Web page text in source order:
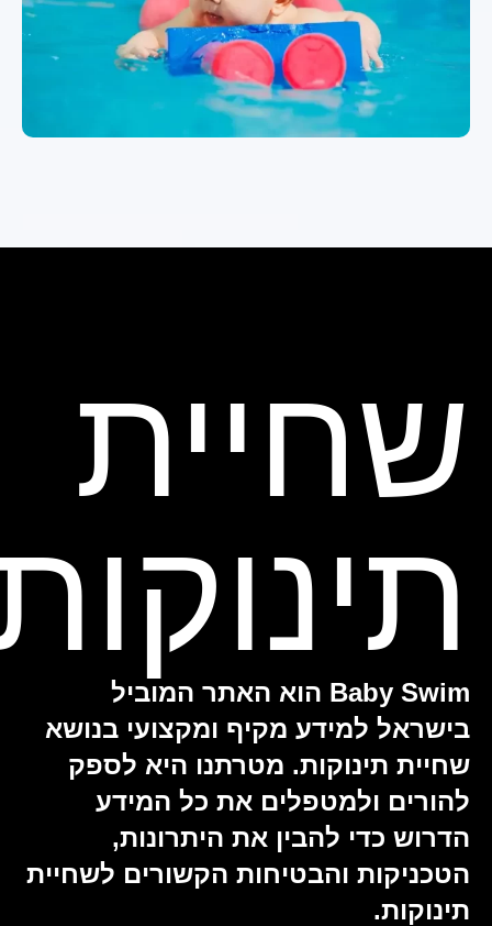
שחיית
תינוקות
Baby Swim הוא האתר המוביל
בישראל למידע מקיף ומקצועי בנושא
שחיית תינוקות. מטרתנו היא לספק
להורים ולמטפלים את כל המידע
הדרוש כדי להבין את היתרונות,
הטכניקות והבטיחות הקשורים לשחיית
תינוקות.